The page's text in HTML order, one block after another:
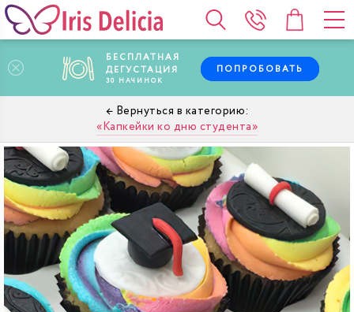
БЕСПЛАТНАЯ
ДЕГУСТАЦИЯ
30 НАЧИНОК
ПОПРОБОВАТЬ
Капкейки ко дню студента